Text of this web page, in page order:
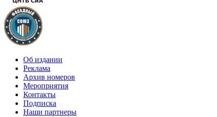
Об издании
Реклама
Архив номеров
Мероприятия
Контакты
Подписка
Наши партнеры